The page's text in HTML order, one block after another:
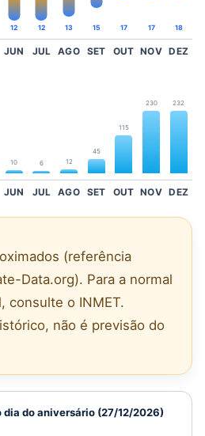
12 12 13 15 17 17 18
JUN JUL AGO SET OUT NOV DEZ
10 6 12
45
115
230 232
JUN JUL AGO SET OUT NOV DEZ
(referência
Data.org). Para a normal
consulte o INMET.
não é previsão do
dia do aniversário (27/12/2026)